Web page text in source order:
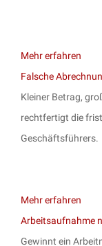
Mehr erfahren
Falsche
Kleiner Betrag,
rechtfertigt die
Geschäftsführers.
Mehr erfahren
Arbeitsaufnahme
Gewinnt ein